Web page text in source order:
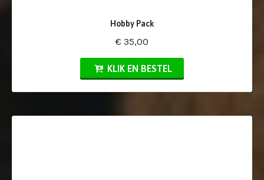
Hobby Pack
€ 35,00
KLIK EN BESTEL